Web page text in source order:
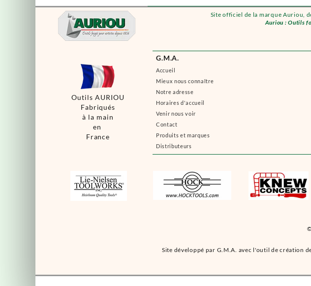
Site officiel de la marque Auriou,
Auriou : Outils
G.M.A.
Accueil
Mieux nous connaître
Notre adresse
Horaires d'accueil
Venir nous voir
Contact
Produits et marques
Distributeurs
Site développé par G.M.A. avec l'outil de création
Outils AURIOU
Fabriqués
à la main
en
France